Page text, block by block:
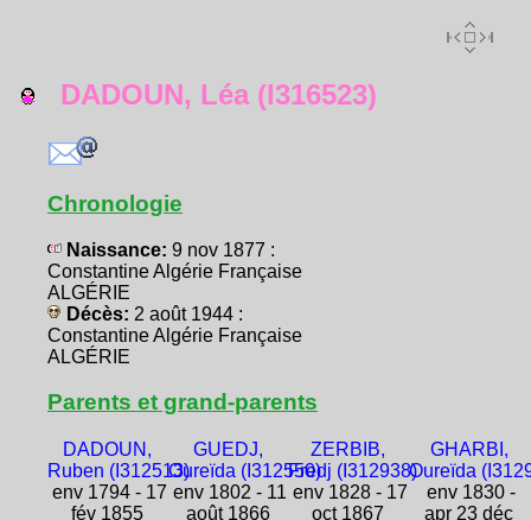
DADOUN, Léa (I316523)
Chronologie
Naissance: 9 nov 1877 :
Constantine Algérie Française
ALGÉRIE
Décès: 2 août 1944 :
Constantine Algérie Française
ALGÉRIE
Parents et grand-parents
DADOUN,
Ruben (I312513)
env 1794 - 17
fév 1855
GUEDJ,
Oureïda (I312550)
env 1802 - 11
août 1866
ZERBIB,
Fredj (I312938)
env 1828 - 17
oct 1867
GHARBI,
Oureïda
env 1830 -
apr 23 déc